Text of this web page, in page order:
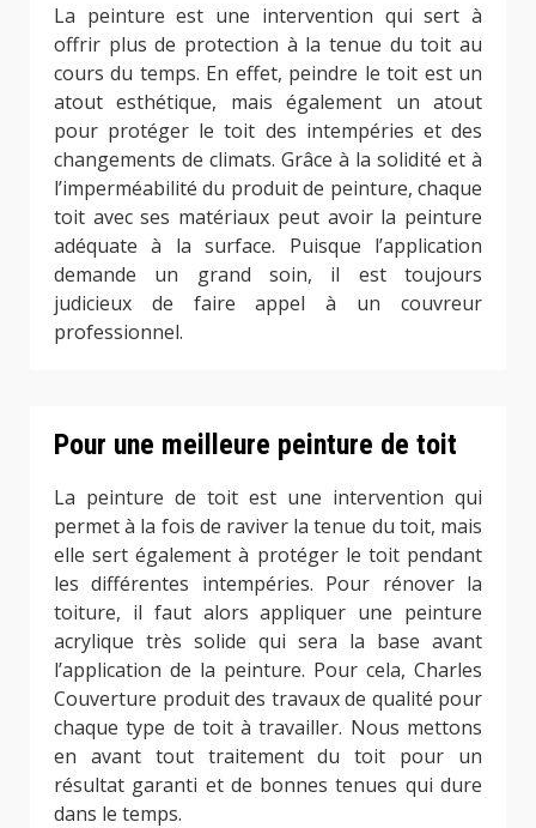
La peinture est une intervention qui sert à
offrir plus de protection à la tenue du toit au
cours du temps. En effet, peindre le toit est un
atout esthétique, mais également un atout
pour protéger le toit des intempéries et des
changements de climats. Grâce à la solidité et à
l’imperméabilité du produit de peinture, chaque
toit avec ses matériaux peut avoir la peinture
adéquate à la surface. Puisque l’application
demande un grand soin, il est toujours
judicieux de faire appel à un couvreur
professionnel.
Pour une meilleure peinture de toit
La peinture de toit est une intervention qui
permet à la fois de raviver la tenue du toit, mais
elle sert également à protéger le toit pendant
les différentes intempéries. Pour rénover la
toiture, il faut alors appliquer une peinture
acrylique très solide qui sera la base avant
l’application de la peinture. Pour cela, Charles
Couverture produit des travaux de qualité pour
chaque type de toit à travailler. Nous mettons
en avant tout traitement du toit pour un
résultat garanti et de bonnes tenues qui dure
dans le temps.